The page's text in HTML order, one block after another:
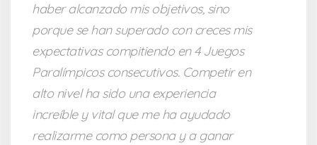
haber alcanzado mis objetivos, sino
porque se han superado con creces mis
expectativas compitiendo en 4 Juegos
Paralímpicos consecutivos.Competir en
alto nivel ha sido una experiencia
increíble y vital que me ha ayudado
realizarme como persona y a ganar